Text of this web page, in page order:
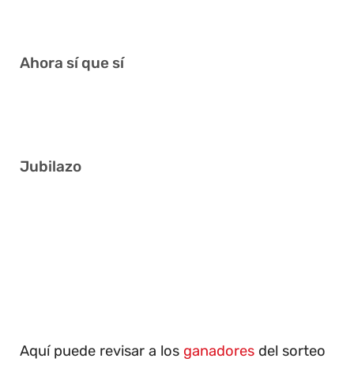
Ahora sí que sí
Jubilazo
Aquí puede revisar a los ganadores del sorteo